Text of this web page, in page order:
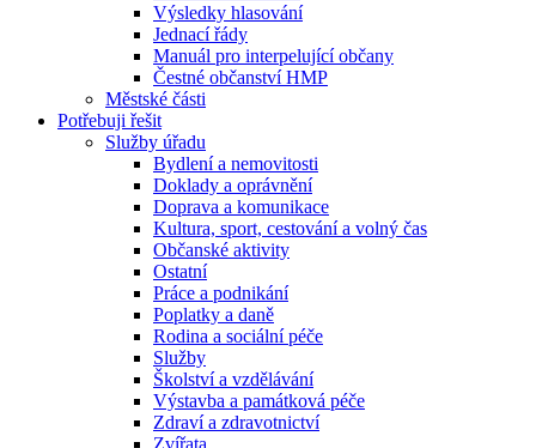
Výsledky hlasování
Jednací řády
Manuál pro interpelující občany
Čestné občanství HMP
Městské části
Potřebuji řešit
Služby úřadu
Bydlení a nemovitosti
Doklady a oprávnění
Doprava a komunikace
Kultura, sport, cestování a volný čas
Občanské aktivity
Ostatní
Práce a podnikání
Poplatky a daně
Rodina a sociální péče
Služby
Školství a vzdělávání
Výstavba a památková péče
Zdraví a zdravotnictví
Zvířata